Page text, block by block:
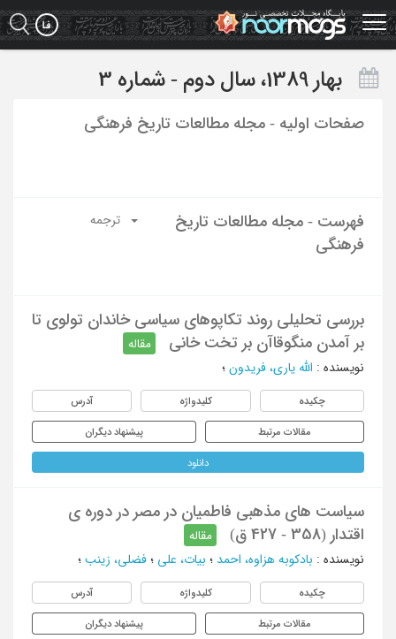
Skip
to
main
بهار 1389، سال دوم - شماره 3
صفحات اولیه - مجله مطالعات تاریخ فرهنگی
فهرست - مجله مطالعات تاریخ
فرهنگی
ترجمه
بررسی تحلیلی روند تکاپوهای سیاسی خاندان تولوی تا
بر آمدن منگوقاآن بر تخت خانی
مقاله
نویسنده : الله یاری، فریدون ؛
چکیده کلیدواژه آدرس
مقالات مرتبط پیشنهاد دیگران
دانلود
سیاست های مذهبی فاطمیان در مصر در دوره ی
اقتدار (358 - 427 ق)
مقاله
نویسنده : بادکوبه هزاوه، احمد ؛ بیات، علی ؛ فضلی، زینب ؛
چکیده کلیدواژه آدرس
مقالات مرتبط پیشنهاد دیگران